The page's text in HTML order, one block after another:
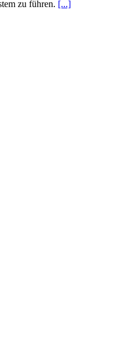
zu führen. [...]